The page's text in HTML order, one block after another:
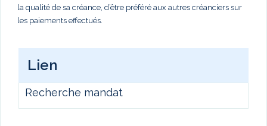
la qualité de sa créance, d’être préféré aux autres créanciers sur
les paiements effectués.
Lien
Recherche mandat